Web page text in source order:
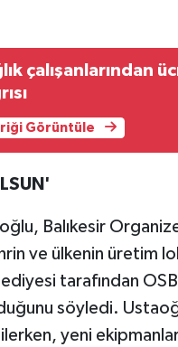
çalışanlarından
Görüntüle
Balıkesir
ve ülkenin üretim
tarafından
söyledi.
yeni